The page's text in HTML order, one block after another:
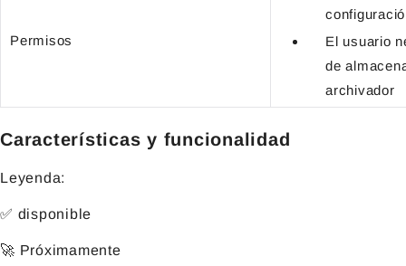
Permisos
El usuario
de
archivador
Características y funcionalidad
Leyenda:
✅ disponible
🚀 Próximamente